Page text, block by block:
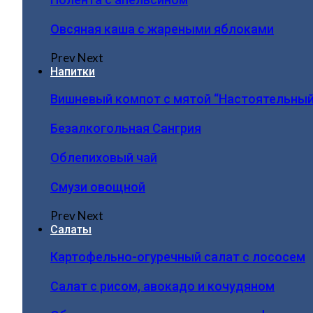
Овсяная каша с жареными яблоками
PrevNext
Напитки
Вишневый компот с мятой
Безалкогольная Сангрия
Облепиховый чай
Смузи овощной
PrevNext
Салаты
Картофельно-огуречный салат с лососем
Салат с рисом, авокадо и кочудяном